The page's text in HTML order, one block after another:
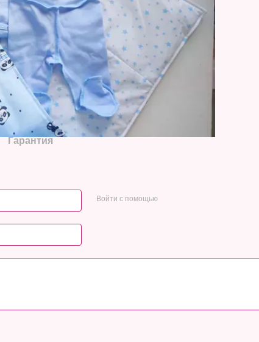
Гарантия
Войти с помощью